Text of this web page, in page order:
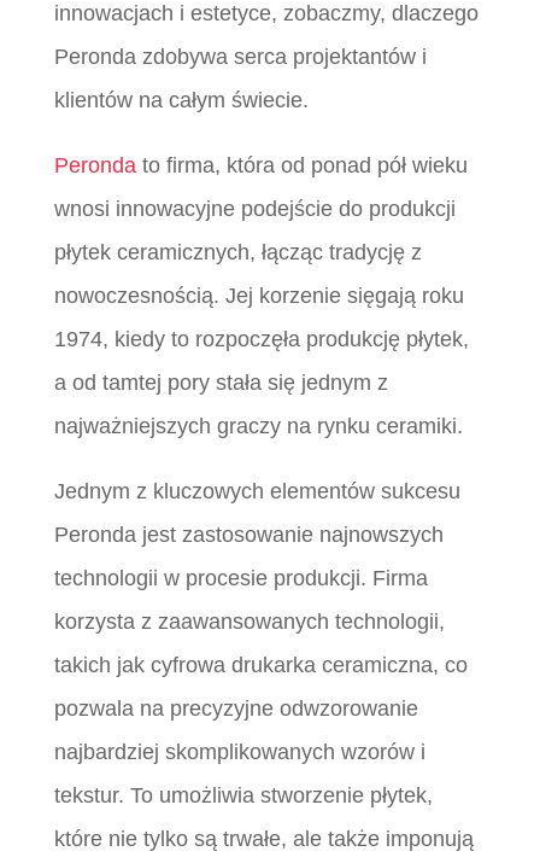
innowacjach i estetyce, zobaczmy, dlaczego
Peronda zdobywa serca projektantów i
klientów na całym świecie.
Perondato firma, która od ponad pół wieku
wnosi innowacyjne podejście do produkcji
płytek ceramicznych, łącząc tradycję z
nowoczesnością. Jej korzenie sięgają roku
1974, kiedy to rozpoczęła produkcję płytek,
a od tamtej pory stała się jednym z
najważniejszych graczy na rynku ceramiki.
Jednym z kluczowych elementów sukcesu
Peronda jest zastosowanie najnowszych
technologii w procesie produkcji. Firma
korzysta z zaawansowanych technologii,
takich jak cyfrowa drukarka ceramiczna, co
pozwala na precyzyjne odwzorowanie
najbardziej skomplikowanych wzorów i
tekstur. To umożliwia stworzenie płytek,
które nie tylko są trwałe, ale także imponują